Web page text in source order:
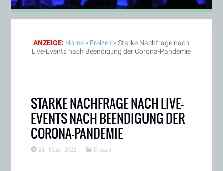
ANZEIGE: Home » Freizeit »Starke Nachfrage nach
Live-Events nach Beendigung der Corona-Pandemie
STARKE NACHFRAGE NACH LIVE-
EVENTS NACH BEENDIGUNG DER
CORONA-PANDEMIE
24. März 2022 Freizeit